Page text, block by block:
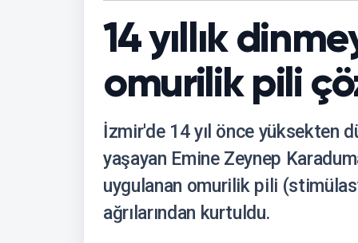
14 yıllık
omurilik pili
İzmir'de 14 yıl önce yüksekten
yaşayan Emine Zeynep
uygulanan omurilik pili
ağrılarından kurtuldu.